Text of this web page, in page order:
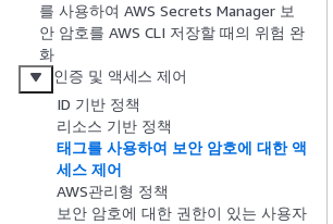
를 사용하여 AWS Secrets Manager 보
안 암호를 AWS CLI 저장할 때의 위험 완
화
인증 및 액세스 제어
ID 기반 정책
리소스 기반 정책
태그를 사용하여 보안 암호에 대한 액
세스 제어
AWS관리형 정책
보안 암호에 대한 권한이 있는 사용자